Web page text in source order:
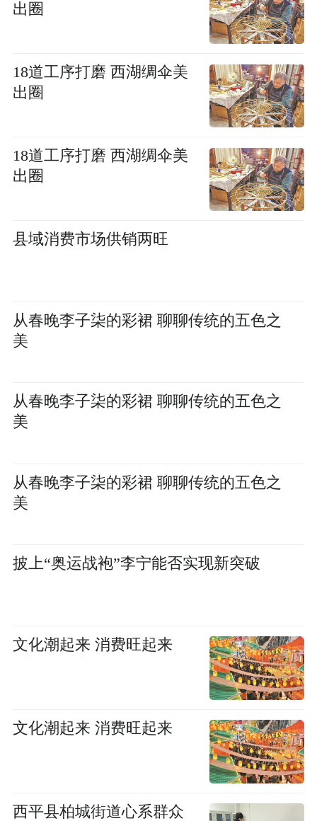
出圈
18道工序打磨 西湖绸伞美
出圈
18道工序打磨 西湖绸伞美
出圈
县域消费市场供销两旺
从春晚李子柒的彩裙 聊聊传统的五色之
美
从春晚李子柒的彩裙 聊聊传统的五色之
美
从春晚李子柒的彩裙 聊聊传统的五色之
美
披上“奥运战袍”李宁能否实现新突破
文化潮起来 消费旺起来
文化潮起来 消费旺起来
西平县柏城街道心系群众